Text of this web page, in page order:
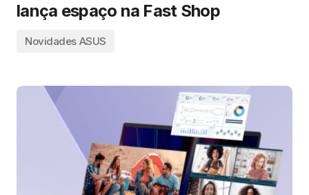
lança espaço na Fast Shop
Novidades ASUS